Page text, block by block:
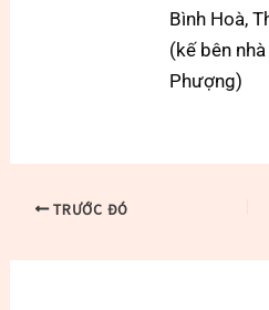
Bình Hoà,
(kế bên
Phượng)
TRƯỚC ĐÓ